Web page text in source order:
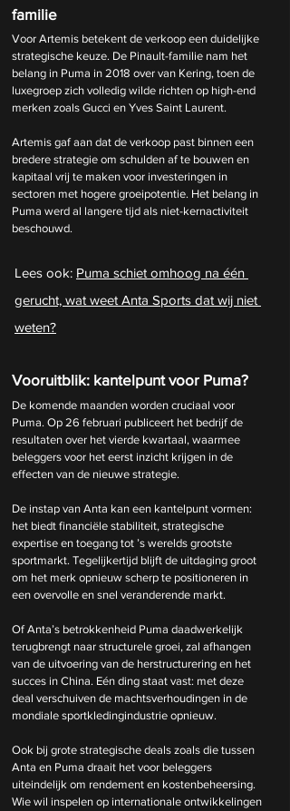
familie
Voor Artemis betekent de verkoop een duidelijke
strategische keuze. De Pinault-familie nam het
belang in Puma in 2018 over van Kering, toen de
luxegroep zich volledig wilde richten op high-end
merken zoals Gucci en Yves Saint Laurent.
Artemis gaf aan dat de verkoop past binnen een
bredere strategie om schulden af te bouwen en
kapitaal vrij te maken voor investeringen in
sectoren met hogere groeipotentie. Het belang in
Puma werd al langere tijd als niet-kernactiviteit
beschouwd.
Lees ook: Puma schiet omhoog na één
gerucht, wat weet Anta Sports dat wij niet
weten?
Vooruitblik: kantelpunt voor Puma?
De komende maanden worden cruciaal voor
Puma. Op 26 februari publiceert het bedrijf de
resultaten over het vierde kwartaal, waarmee
beleggers voor het eerst inzicht krijgen in de
effecten van de nieuwe strategie.
De instap van Anta kan een kantelpunt vormen:
het biedt financiële stabiliteit, strategische
expertise en toegang tot ’s werelds grootste
sportmarkt. Tegelijkertijd blijft de uitdaging groot
om het merk opnieuw scherp te positioneren in
een overvolle en snel veranderende markt.
Of Anta’s betrokkenheid Puma daadwerkelijk
terugbrengt naar structurele groei, zal afhangen
van de uitvoering van de herstructurering en het
succes in China. Eén ding staat vast: met deze
deal verschuiven de machtsverhoudingen in de
mondiale sportkledingindustrie opnieuw.
Ook bij grote strategische deals zoals die tussen
Anta en Puma draait het voor beleggers
uiteindelijk om rendement en kostenbeheersing.
Wie wil inspelen op internationale ontwikkelingen